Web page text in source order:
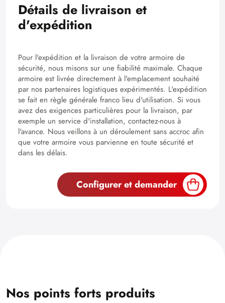
Détails de livraison et
d'expédition
Pour l'expédition et la livraison de votre armoire de
sécurité, nous misons sur une fiabilité maximale. Chaque
armoire est livrée directement à l'emplacement souhaité
par nos partenaires logistiques expérimentés. L'expédition
se fait en règle générale franco lieu d'utilisation. Si vous
avez des exigences particulières pour la livraison, par
exemple un service d'installation, contactez-nous à
l'avance. Nous veillons à un déroulement sans accroc afin
que votre armoire vous parvienne en toute sécurité et
dans les délais.
Configurer et demander
Nos points forts produits